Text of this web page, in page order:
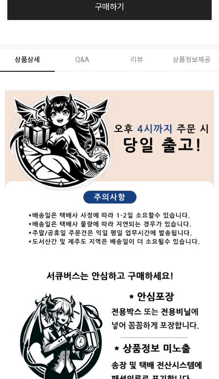
구매하기
상품상세 Q&A 리뷰 상품정보제공